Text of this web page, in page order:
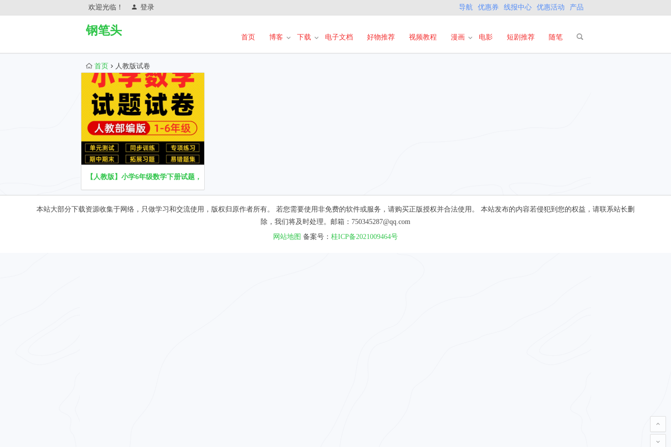
欢迎光临！ 登录 导航 优惠券 线报中心 优惠活动 产品
钢笔头
首页 博客 下载 电子文档 好物推荐 视频教程 漫画 电影 短剧推荐 随笔
首页 人教版试卷
【人教版】小学6年级数学下册试题，电子试卷免费下载
本站大部分下载资源收集于网络，只做学习和交流使用，版权归原作者所有。 若您需要使用非免费的软件或服务，请购买正版授权并合法使用。 本站发布的内容若侵犯到您的权益，请联系站长删
除，我们将及时处理。邮箱：750345287@qq.com
网站地图 备案号： 桂ICP备2021009464号